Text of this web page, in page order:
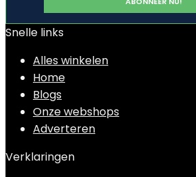
Snelle links
Alles winkelen
Home
Blogs
Onze webshops
Adverteren
Verklaringen